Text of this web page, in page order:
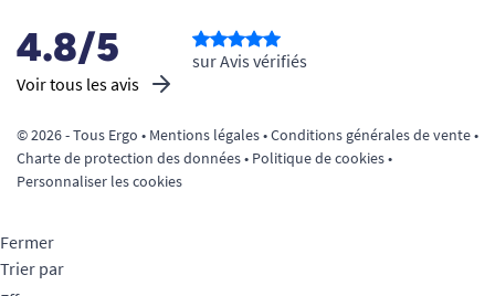
4.8/5
Voir tous les avis
sur Avis vérifiés
© 2026 - Tous Ergo • Mentions légales•Conditions générales de vente•
Charte de protection des données• Politique de cookies•
Personnaliser les cookies
Fermer
Trier par